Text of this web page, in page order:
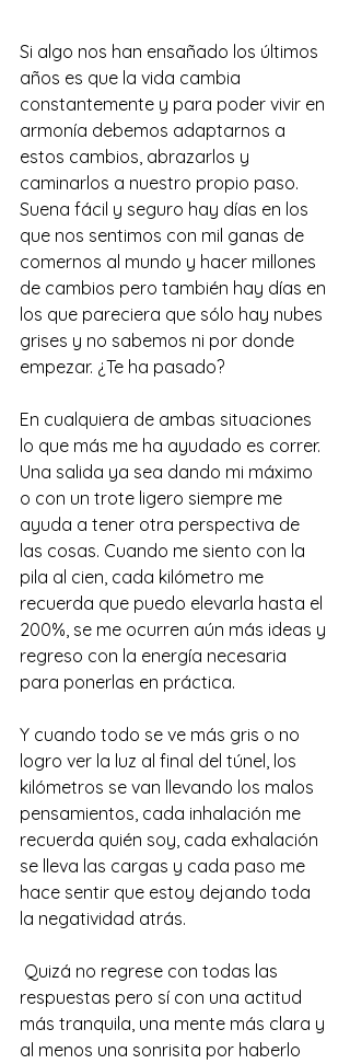
Si algo nos han ensañado los últimos
años es que la vida cambia
constantemente y para poder vivir en
armonía debemos adaptarnos a
estos cambios, abrazarlos y
caminarlos a nuestro propio paso.
Suena fácil y seguro hay días en los
que nos sentimos con mil ganas de
comernos al mundo y hacer millones
de cambios pero también hay días en
los que pareciera que sólo hay nubes
grises y no sabemos ni por donde
empezar. ¿Te ha pasado?
En cualquiera de ambas situaciones
lo que más me ha ayudado es correr.
Una salida ya sea dando mi máximo
o con un trote ligero siempre me
ayuda a tener otra perspectiva de
las cosas. Cuando me siento con la
pila al cien, cada kilómetro me
recuerda que puedo elevarla hasta el
200%, se me ocurren aún más ideas y
regreso con la energía necesaria
para ponerlas en práctica.
Y cuando todo se ve más gris o no
logro ver la luz al final del túnel, los
kilómetros se van llevando los malos
pensamientos, cada inhalación me
recuerda quién soy, cada exhalación
se lleva las cargas y cada paso me
hace sentir que estoy dejando toda
la negatividad atrás.
respuestas pero sí con una actitud
más tranquila, una mente más clara y
al menos una sonrisita por haberlo